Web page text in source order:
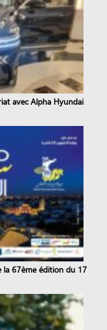
avec Alpha Hyundai
la 67ème édition du 17